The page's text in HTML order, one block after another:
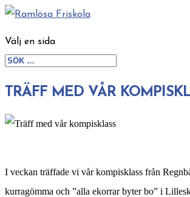
Välj en sida
TRÄFF MED VÅR
I veckan träffade vi vår kompisklass från
kurragömma och ”alla ekorrar byter bo” i